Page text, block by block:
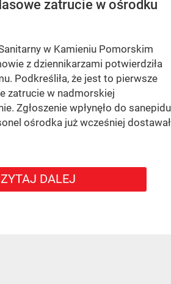
zatrucie w ośrodku
w Kamieniu Pomorskim
z dziennikarzami potwierdziła
Podkreśliła, że jest to pierwsze
zatrucie w nadmorskiej
Zgłoszenie wpłynęło do sanepidu
ośrodka już wcześniej dostawał
DALEJ